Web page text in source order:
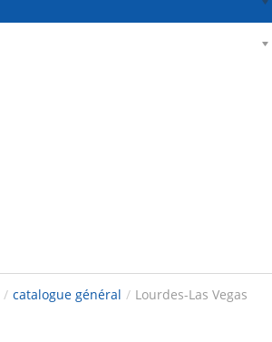
/ catalogue général / Lourdes-Las Vegas